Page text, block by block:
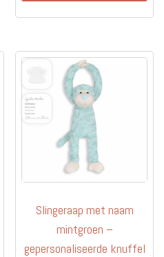
Slingeraap met naam
mintgroen –
gepersonaliseerde knuffel